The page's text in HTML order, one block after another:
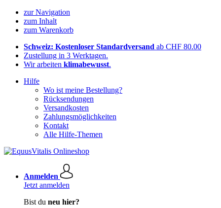
zur Navigation
zum Inhalt
zum Warenkorb
Schweiz: Kostenloser Standardversand ab CHF 80.00
Zustellung in 3 Werktagen.
Wir arbeiten klimabewusst.
Hilfe
Wo ist meine Bestellung?
Rücksendungen
Versandkosten
Zahlungsmöglichkeiten
Kontakt
Alle Hilfe-Themen
Anmelden
Jetzt anmelden
Bist du neu hier?